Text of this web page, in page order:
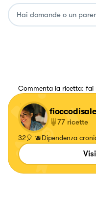
Commenta la ricetta: fai
fioccodisale
77 ricette
32🎈 🫐Dipendenza